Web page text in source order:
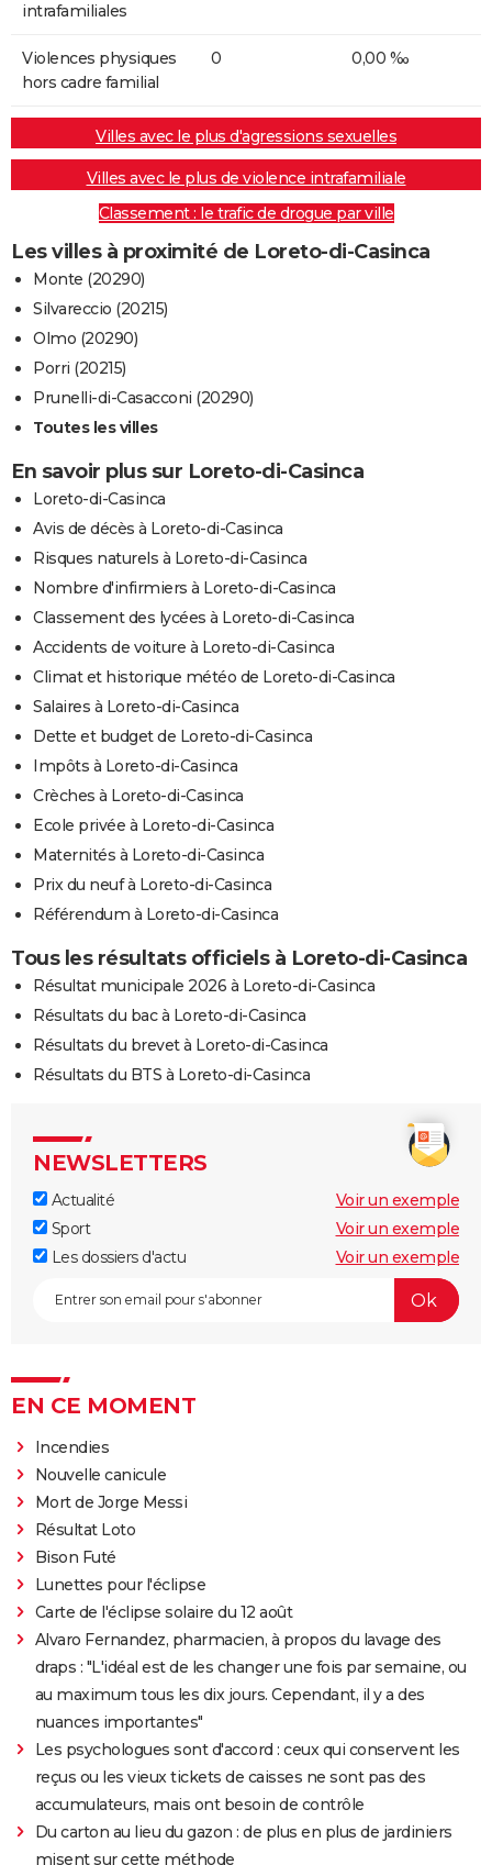
intrafamiliales
Violences physiques
hors cadre familial
0 0,00 ‰
Villes avec le plus d'agressions sexuelles
Villes avec le plus de violence intrafamiliale
Classement : le trafic de drogue par ville
Les villes à proximité de Loreto-di-Casinca
Monte (20290)
Silvareccio (20215)
Olmo (20290)
Porri (20215)
Prunelli-di-Casacconi (20290)
Toutes les villes
En savoir plus sur Loreto-di-Casinca
Loreto-di-Casinca
Avis de décès à Loreto-di-Casinca
Risques naturels à Loreto-di-Casinca
Nombre d'infirmiers à Loreto-di-Casinca
Classement des lycées à Loreto-di-Casinca
Accidents de voiture à Loreto-di-Casinca
Climat et historique météo de Loreto-di-Casinca
Salaires à Loreto-di-Casinca
Dette et budget de Loreto-di-Casinca
Impôts à Loreto-di-Casinca
Crèches à Loreto-di-Casinca
Ecole privée à Loreto-di-Casinca
Maternités à Loreto-di-Casinca
Prix du neuf à Loreto-di-Casinca
Référendum à Loreto-di-Casinca
Tous les résultats officiels à Loreto-di-Casinca
Résultat municipale 2026 à Loreto-di-Casinca
Résultats du bac à Loreto-di-Casinca
Résultats du brevet à Loreto-di-Casinca
Résultats du BTS à Loreto-di-Casinca
NEWSLETTERS
Actualité
Voir un exemple
Sport
Voir un exemple
Les dossiers d'actu
Voir un exemple
EN CE MOMENT
Incendies
Nouvelle canicule
Mort de Jorge Messi
Résultat Loto
Bison Futé
Lunettes pour l'éclipse
Carte de l'éclipse solaire du 12 août
Alvaro Fernandez, pharmacien, à propos du lavage des
draps : "L'idéal est de les changer une fois par semaine, ou
au maximum tous les dix jours. Cependant, il y a des
nuances importantes"
Les psychologues sont d'accord : ceux qui conservent les
reçus ou les vieux tickets de caisses ne sont pas des
accumulateurs, mais ont besoin de contrôle
Du carton au lieu du gazon : de plus en plus de jardiniers
misent sur cette méthode